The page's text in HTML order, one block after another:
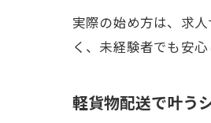
実際の始め方は、求
く、未経験者でも安
軽貨物配送で叶う